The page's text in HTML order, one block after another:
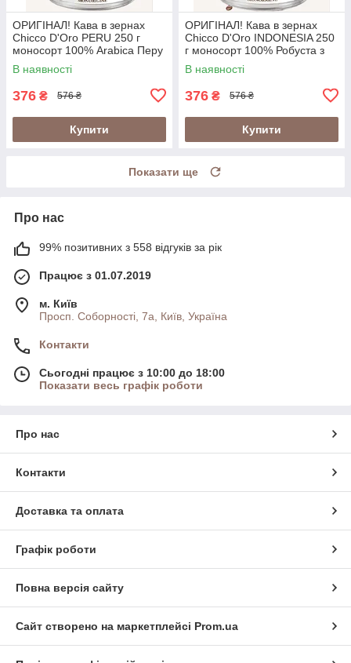
ОРИГІНАЛ! Кава в зернах
Chicco D'Oro PERU 250 г
моносорт 100% Arabica Перу
у металевій банці
(Швейцарія)
В наявності
376 ₴ 576 ₴
Купити
ОРИГІНАЛ! Кава в зернах
Chicco D'Oro INDONESIA 250
г моносорт 100% Робуста з
вулканічних ґрунтів Індонезії
у банці (Швейцарія)
В наявності
376 ₴ 576 ₴
Купити
Показати ще
Про нас
99% позитивних з 558 відгуків за рік
Працює з 01.07.2019
м. Київ
Просп. Соборності, 7а, Київ, Україна
Контакти
Сьогодні працює з 10:00 до 18:00
Показати весь графік роботи
Про нас
Контакти
Доставка та оплата
Графік роботи
Повна версія сайту
Сайт створено на маркетплейсі Prom.ua